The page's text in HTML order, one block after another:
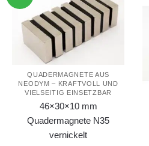
QUADERMAGNETE AUS
NEODYM – KRAFTVOLL UND
VIELSEITIG EINSETZBAR
46×30×10 mm
Quadermagnete N35
vernickelt